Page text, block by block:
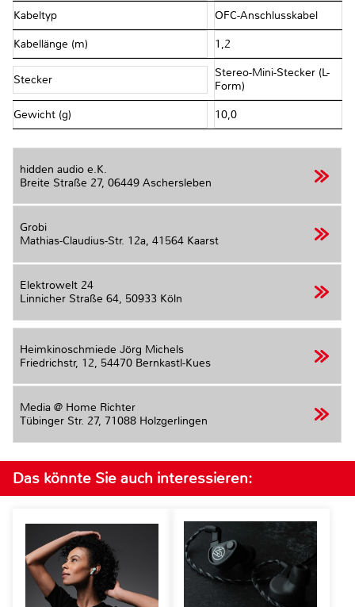
Kabeltyp OFC-Anschlusskabel
Kabellänge (m) 1,2
Stecker
Stereo-Mini-Stecker (L-
Form)
Gewicht (g) 10,0
hidden audio e.K.
Breite Straße 27, 06449 Aschersleben
Grobi
Mathias-Claudius-Str. 12a, 41564 Kaarst
Elektrowelt 24
Linnicher Straße 64, 50933 Köln
Heimkinoschmiede Jörg Michels
Friedrichstr, 12, 54470 Bernkastl-Kues
Media @ Home Richter
Tübinger Str. 27, 71088 Holzgerlingen
Das könnte Sie auch interessieren: